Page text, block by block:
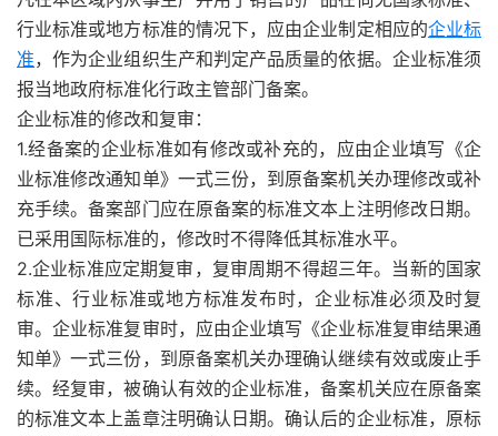
行业标准或地方标准的情况下，应由企业制定相应的企业标
准，作为企业组织生产和判定产品质量的依据。企业标准须
报当地政府标准化行政主管部门备案。
企业标准的修改和复审：
1.经备案的企业标准如有修改或补充的，应由企业填写《企
业标准修改通知单》一式三份，到原备案机关办理修改或补
充手续。备案部门应在原备案的标准文本上注明修改日期。
已采用国际标准的，修改时不得降低其标准水平。
2.企业标准应定期复审，复审周期不得超三年。当新的国家
标准、行业标准或地方标准发布时，企业标准必须及时复
审。企业标准复审时，应由企业填写《企业标准复审结果通
知单》一式三份，到原备案机关办理确认继续有效或废止手
续。经复审，被确认有效的企业标准，备案机关应在原备案
的标准文本上盖章注明确认日期。确认后的企业标准，原标